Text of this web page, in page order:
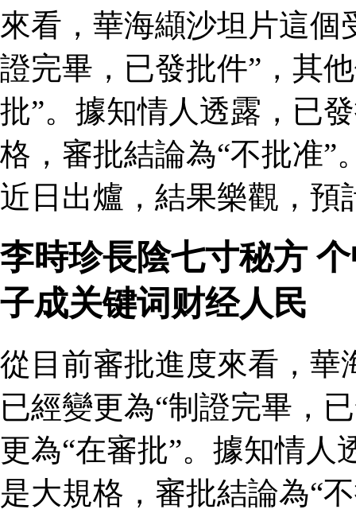
來看，華海纈沙坦片這個
證完畢，已發批件”，其
批”。據知情人透露，已
格，審批結論為“不批准”
近日出爐，結果樂觀，預
李時珍長陰七寸秘方
子成关键词财经人民
從目前審批進度來看，華
已經變更為“制證完畢，
更為“在審批”。據知情
是大規格，審批結論為“